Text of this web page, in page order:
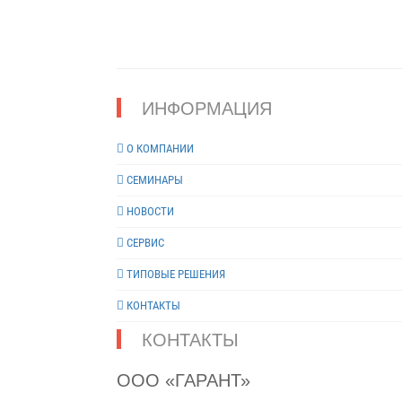
ИНФОРМАЦИЯ
О КОМПАНИИ
СЕМИНАРЫ
НОВОСТИ
СЕРВИС
ТИПОВЫЕ РЕШЕНИЯ
КОНТАКТЫ
КОНТАКТЫ
ООО «ГАРАНТ»